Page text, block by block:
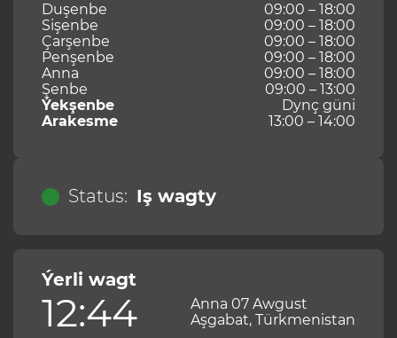
Duşenbe
09:00 – 18:00
Sişenbe
09:00 – 18:00
Çarşenbe
09:00 – 18:00
Penşenbe
09:00 – 18:00
Anna
09:00 – 18:00
Şenbe
09:00 – 13:00
Ýekşenbe
Dynç güni
Arakesme
13:00 – 14:00
Status: Iş wagty
Ýerli wagt
12:44
Anna 07 Awgust
Aşgabat, Türkmenistan